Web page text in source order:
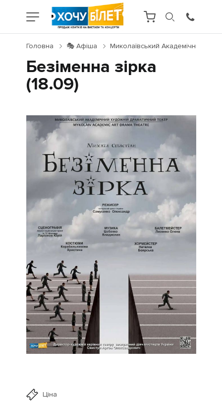
Головна 🎭 Афіша Миколаївський Академічний
Безіменна зірка
(18.09)
Ціна